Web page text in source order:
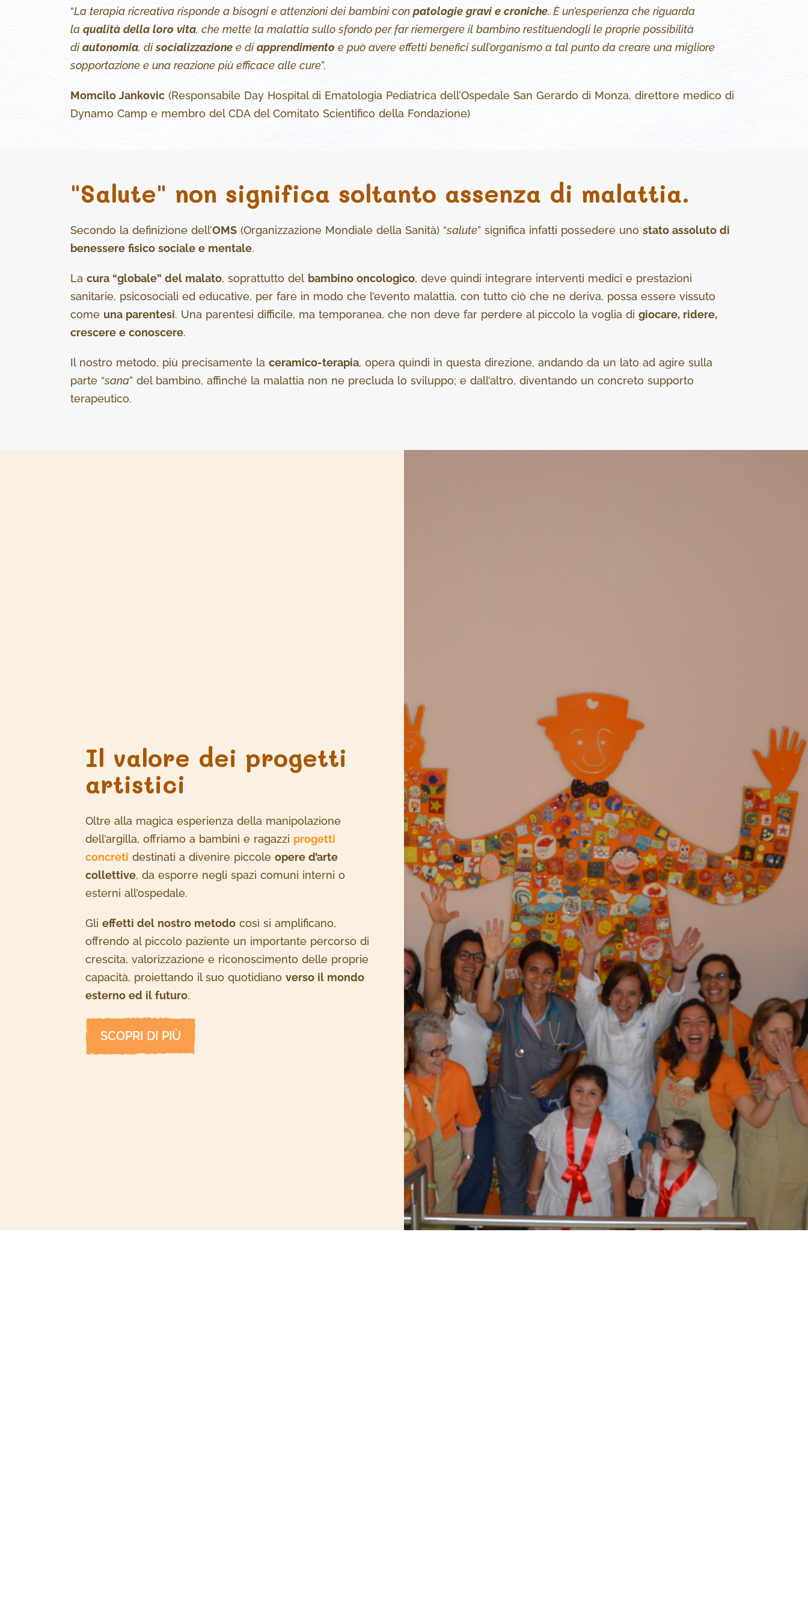
“La terapia ricreativa risponde a bisogni e attenzioni dei bambini con patologie gravi e croniche. È un’esperienza che riguarda
la qualità della loro vita, che mette la malattia sullo sfondo per far riemergere il bambino restituendogli le proprie possibilità
diautonomia, disocializzazione e diapprendimento e può avere effetti benefici sull’organismo a tal punto da creare una migliore
sopportazione e una reazione più efficace alle cure”.
Momcilo Jankovic (Responsabile Day Hospital di Ematologia Pediatrica dell’Ospedale San Gerardo di Monza, direttore medico di
Dynamo Camp e membro del CDA del Comitato Scientifico della Fondazione)
"Salute" non significa soltanto assenza di malattia.
Secondo la definizione dell’OMS (Organizzazione Mondiale della Sanità) “salute” significa infatti possedere uno stato assoluto di
benessere fisico sociale e mentale.
La cura “globale” del malato, soprattutto del bambino oncologico, deve quindi integrare interventi medici e prestazioni
sanitarie, psicosociali ed educative, per fare in modo che l’evento malattia, con tutto ciò che ne deriva, possa essere vissuto
come una parentesi. Una parentesi difficile, ma temporanea, che non deve far perdere al piccolo la voglia di giocare, ridere,
crescere e conoscere.
Il nostro metodo, più precisamente la ceramico-terapia, opera quindi in questa direzione, andando da un lato ad agire sulla
parte “sana” del bambino, affinché la malattia non ne precluda lo sviluppo; e dall’altro, diventando un concreto supporto
terapeutico.
Il valore dei progetti
artistici
Oltre alla magica esperienza della manipolazione
dell’argilla, offriamo a bambini e ragazzi progetti
concreti destinati a divenire piccole opere d’arte
collettive, da esporre negli spazi comuni interni o
esterni all’ospedale.
Gli effetti del nostro metodo così si amplificano,
offrendo al piccolo paziente un importante percorso di
crescita, valorizzazione e riconoscimento delle proprie
capacità, proiettando il suo quotidiano verso il mondo
esterno ed il futuro.
SCOPRI DI PIÙ